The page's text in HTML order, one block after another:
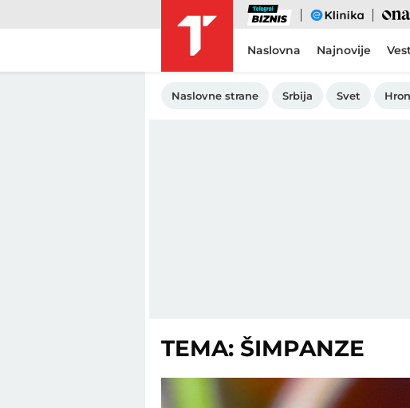
Biznis eKlinika Ona
Naslovna Najnovije
Naslovne strane Srbija Svet
TEMA: ŠIMPANZE